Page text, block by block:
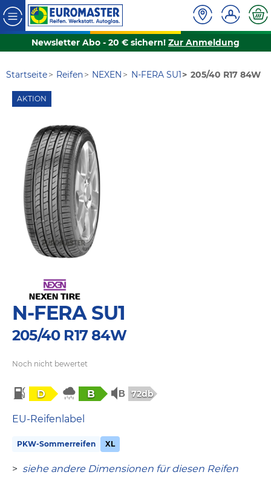
Newsletter Abo - 20 € sichern! Zur Anmeldung
Startseite Reifen NEXEN N-FERA SU1 205/40 R17 84W
AKTION
N-FERA SU1
205/40 R17 84W
Noch nicht bewertet
D B 72db
EU-Reifenlabel
PKW-Sommerreifen XL
> siehe andere Dimensionen für diesen Reifen